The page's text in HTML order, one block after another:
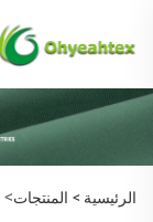
الرئيسية > المنتجات>